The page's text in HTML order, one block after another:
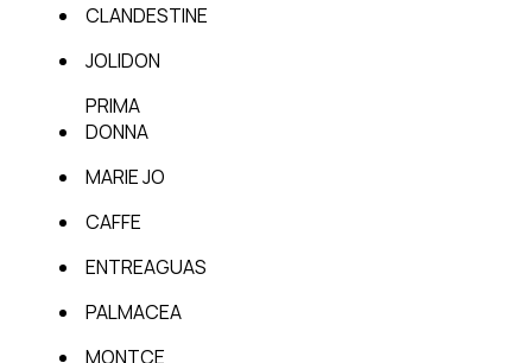
CLANDESTINE
JOLIDON
PRIMA
DONNA
MARIE JO
CAFFE
ENTREAGUAS
PALMACEA
MONTCE